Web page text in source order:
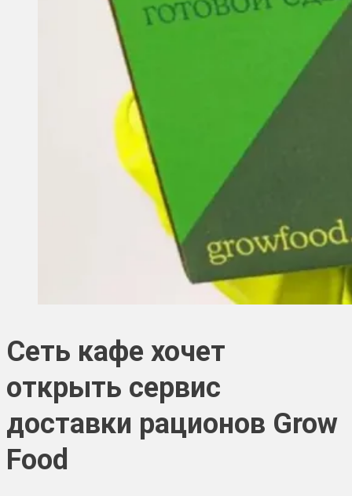
Сеть кафе хочет
открыть сервис
доставки рационов Grow
Food